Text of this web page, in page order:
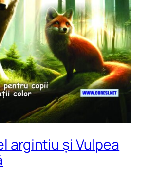
argintiu și Vulpea